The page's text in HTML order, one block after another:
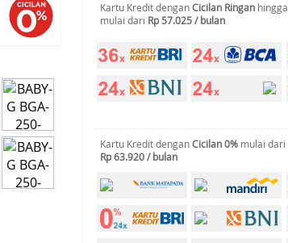
Kartu Kredit denganCicilan Ringan hingga
mulai dari Rp 57.025 / bulan
Kartu Kredit denganCicilan 0% mulai dari
Rp 63.920 / bulan